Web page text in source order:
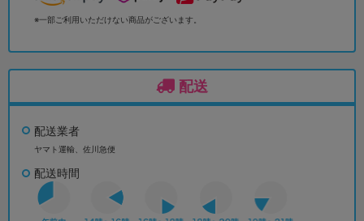
※一部ご利用いただけない商品がございます。
配送
配送業者
ヤマト運輸、佐川急便
配送時間